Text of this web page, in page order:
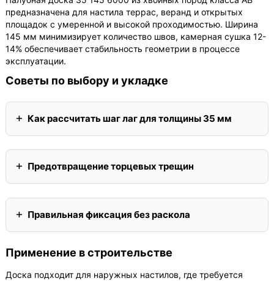
предназначена для настила террас, веранд и открытых
площадок с умеренной и высокой проходимостью. Ширина
145 мм минимизирует количество швов, камерная сушка 12-
14% обеспечивает стабильность геометрии в процессе
эксплуатации.
Советы по выбору и укладке
Как рассчитать шаг лаг для толщины 35 мм
Предотвращение торцевых трещин
Правильная фиксация без раскола
Применение в строительстве
Доска подходит для наружных настилов, где требуется